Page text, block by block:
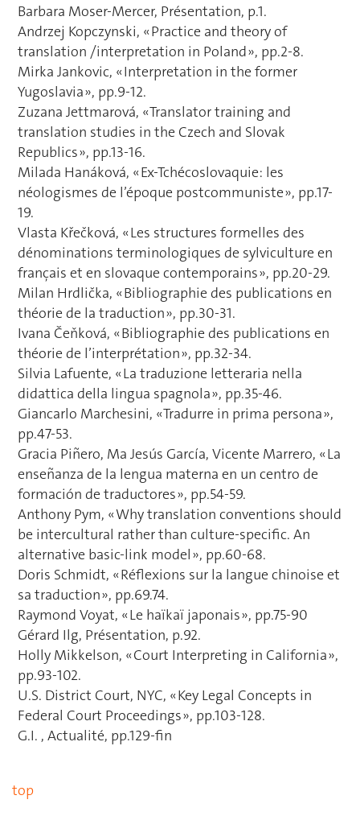
Barbara Moser-Mercer, Présentation, p.1.
Andrzej Kopczynski, « Practice and theory of
translation /interpretation in Poland », pp.2-8.
Mirka Jankovic, « Interpretation in the former
Yugoslavia », pp.9-12.
Zuzana Jettmarová, « Translator training and
translation studies in the Czech and Slovak
Republics », pp.13-16.
Milada Hanáková, « Ex-Tchécoslovaquie: les
néologismes de l’époque postcommuniste », pp.17-
19.
Vlasta Křečková, « Les structures formelles des
dénominations terminologiques de sylviculture en
français et en slovaque contemporains », pp.20-29.
Milan Hrdlička, « Bibliographie des publications en
théorie de la traduction », pp.30-31.
Ivana Čeňková, « Bibliographie des publications en
théorie de l’interprétation », pp.32-34.
Silvia Lafuente, « La traduzione letteraria nella
didattica della lingua spagnola », pp.35-46.
Giancarlo Marchesini, « Tradurre in prima persona »,
pp.47-53.
Gracia Piñero, Ma Jesús García, Vicente Marrero, « La
enseñanza de la lengua materna en un centro de
formación de traductores », pp.54-59.
Anthony Pym, « Why translation conventions should
be intercultural rather than culture-specific. An
alternative basic-link model », pp.60-68.
Doris Schmidt, « Réflexions sur la langue chinoise et
sa traduction », pp.69.74.
Raymond Voyat, « Le haïkaï japonais », pp.75-90
Gérard Ilg, Présentation, p.92.
Holly Mikkelson, « Court Interpreting in California »,
pp.93-102.
U.S. District Court, NYC, « Key Legal Concepts in
Federal Court Proceedings », pp.103-128.
G.I. , Actualité, pp.129-fin
top